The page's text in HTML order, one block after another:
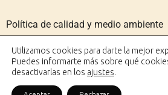
Política de calidad y medio ambiente
Copyright © 2026 IMPACTO
Utilizamos cookies para darte la mejor
Puedes informarte más sobre qué
desactivarlas en los ajustes.